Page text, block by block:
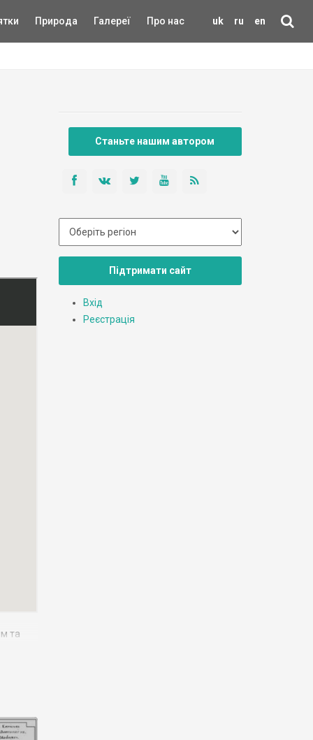
uk ru en
Природа Галереї Про нас
та
Станьте нашим автором
Підтримати сайт
Вхід
Реєстрація